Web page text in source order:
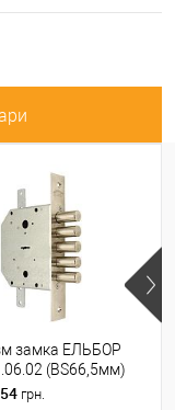
замка ЕЛЬБОР
(BS66,5мм)
грн.